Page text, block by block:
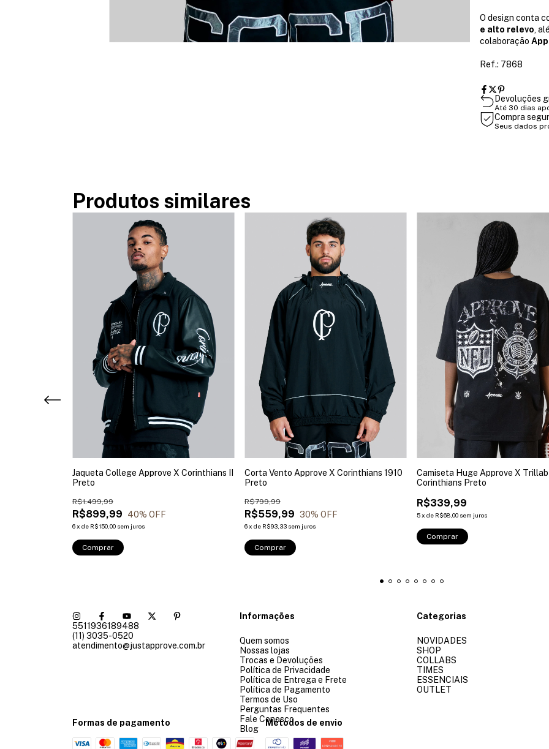
O design conta
e alto relevo,
colaboração
Ref.: 7868
Devoluções
Até 30 dias
Compra
Seus dados
Produtos similares
Jaqueta College Approve X Corinthians II
Preto
R$899,99
R$1.499,99
40% OFF
6x de R$150,00 sem juros
Comprar
Corta Vento Approve X Corinthians 1910
Preto
R$559,99
R$799,99
30% OFF
6x de R$93,33 sem juros
Comprar
Camiseta Huge Approve X
Corinthians Preto
R$339,99
5x de R$68,00 sem juros
Comprar
5511936189488
(11) 3035-0520
atendimento@justapprove.com.br
Informações
Quem somos
Nossas lojas
Trocas e Devoluções
Política de Privacidade
Política de Entrega e Frete
Política de Pagamento
Termos de Uso
Perguntas Frequentes
Fale Conosco
Blog
Categorias
NOVIDADES
SHOP
COLLABS
TIMES
ESSENCIAIS
OUTLET
Formas de pagamento Métodos de envio